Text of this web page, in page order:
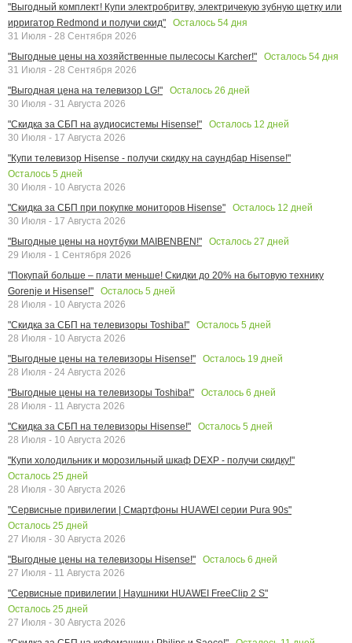
"Выгодный комплект! Купи электробритву, электричекую зубную щетку или
ирригатор Redmond и получи скид"
Осталось 54 дня
31 Июля - 28 Сентября 2026
"Выгодные цены на хозяйственные пылесосы Karcher!"
Осталось 54 дня
31 Июля - 28 Сентября 2026
"Выгодная цена на телевизор LG!"
Осталось 26 дней
30 Июля - 31 Августа 2026
"Скидка за СБП на аудиосистемы Hisense!"
Осталось 12 дней
30 Июля - 17 Августа 2026
"Купи телевизор Hisense - получи скидку на саундбар Hisense!"
Осталось 5 дней
30 Июля - 10 Августа 2026
"Скидка за СБП при покупке мониторов Hisense"
Осталось 12 дней
30 Июля - 17 Августа 2026
"Выгодные цены на ноутбуки MAIBENBEN!"
Осталось 27 дней
29 Июля - 1 Сентября 2026
"Покупай больше – плати меньше! Скидки до 20% на бытовую технику
Gorenje и Hisense!"
Осталось 5 дней
28 Июля - 10 Августа 2026
"Скидка за СБП на телевизоры Toshiba!"
Осталось 5 дней
28 Июля - 10 Августа 2026
"Выгодные цены на телевизоры Hisense!"
Осталось 19 дней
28 Июля - 24 Августа 2026
"Выгодные цены на телевизоры Toshiba!"
Осталось 6 дней
28 Июля - 11 Августа 2026
"Скидка за СБП на телевизоры Hisense!"
Осталось 5 дней
28 Июля - 10 Августа 2026
"Купи холодильник и морозильный шкаф DEXP - получи скидку!"
Осталось 25 дней
28 Июля - 30 Августа 2026
"Сервисные привилегии | Смартфоны HUAWEI серии Pura 90s"
Осталось 25 дней
27 Июля - 30 Августа 2026
"Выгодные цены на телевизоры Hisense!"
Осталось 6 дней
27 Июля - 11 Августа 2026
"Сервисные привилегии | Наушники HUAWEI FreeClip 2 S"
Осталось 25 дней
27 Июля - 30 Августа 2026